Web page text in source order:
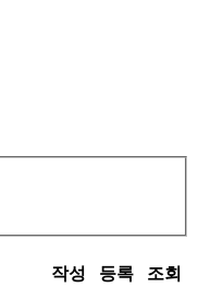
작성
등록
조회